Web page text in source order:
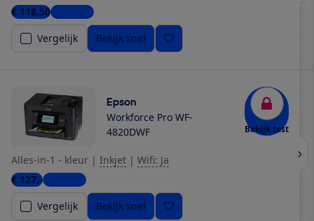
€ 118,505 winkels
Vergelijk
Bekijk snel
Epson
Workforce Pro WF-
4820DWF
Bekijk test
Alles-in-1 - kleur | Inkjet | Wifi: Ja
€ 127,-3 winkels
Vergelijk
Bekijk snel